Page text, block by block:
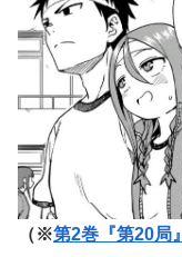
（※第2巻『第20局』